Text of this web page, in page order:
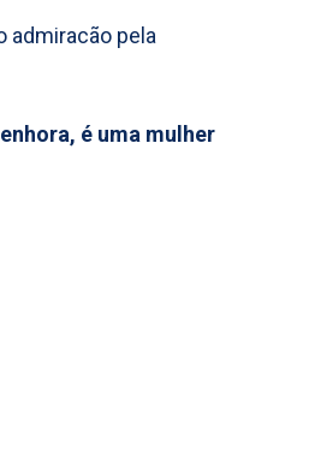
admiracão pela
é uma mulher